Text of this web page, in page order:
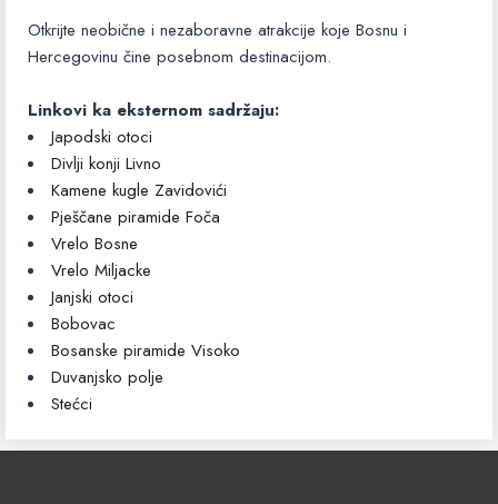
Otkrijte neobične i nezaboravne atrakcije koje Bosnu i
Hercegovinu čine posebnom destinacijom.
Linkovi ka eksternom sadržaju:
Japodski otoci
Divlji konji Livno
Kamene kugle Zavidovići
Pješčane piramide Foča
Vrelo Bosne
Vrelo Miljacke
Janjski otoci
Bobovac
Bosanske piramide Visoko
Duvanjsko polje
Stećci